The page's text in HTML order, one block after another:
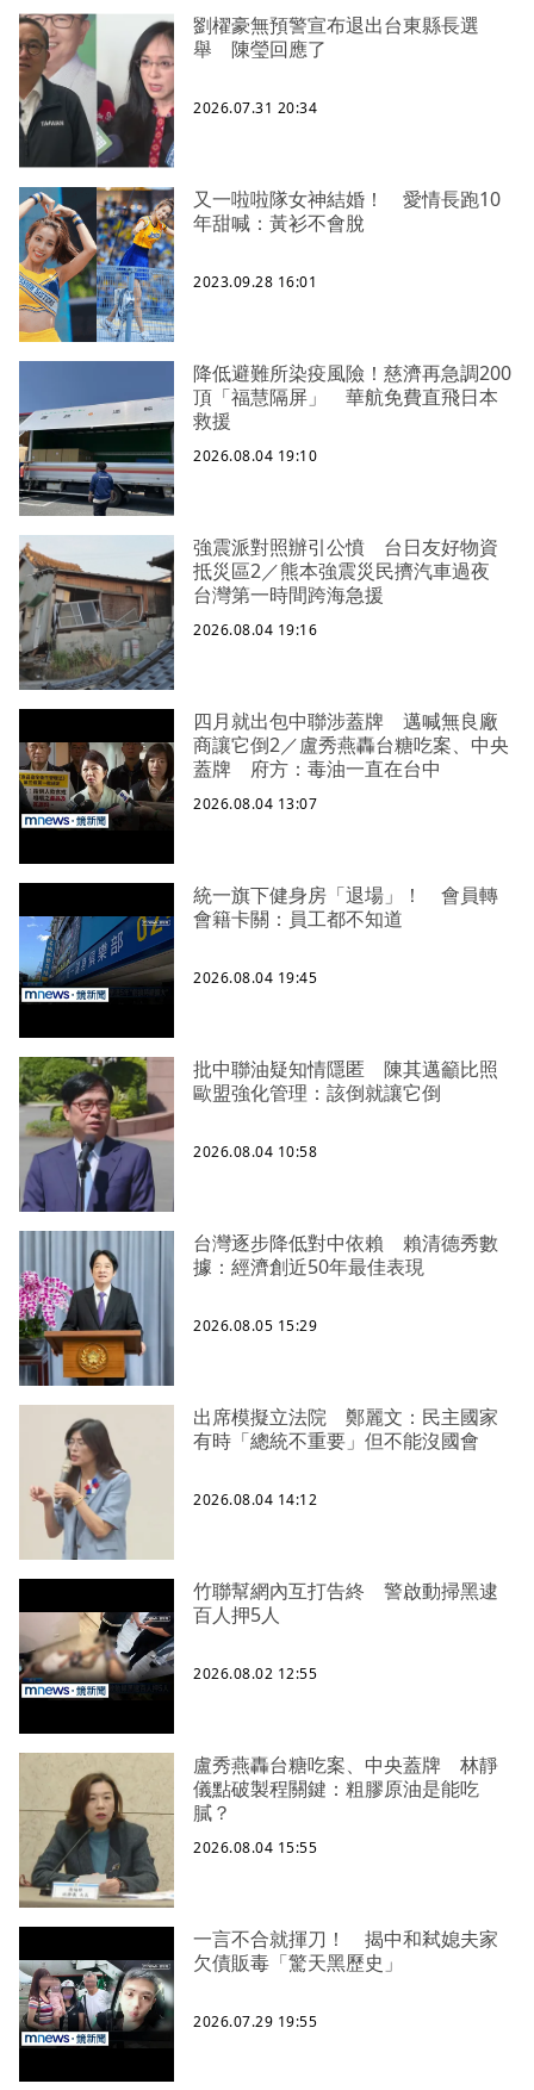
劉櫂豪無預警宣布退出台東縣長選
舉 陳瑩回應了
2026.07.31 20:34
又一啦啦隊女神結婚！ 愛情長跑10
年甜喊：黃衫不會脫
2023.09.28 16:01
降低避難所染疫風險！慈濟再急調200
頂「福慧隔屏」 華航免費直飛日本
救援
2026.08.04 19:10
強震派對照辦引公憤 台日友好物資
抵災區2／熊本強震災民擠汽車過夜
台灣第一時間跨海急援
2026.08.04 19:16
四月就出包中聯涉蓋牌 邁喊無良廠
商讓它倒2／盧秀燕轟台糖吃案、中央
蓋牌 府方：毒油一直在台中
2026.08.04 13:07
統一旗下健身房「退場」！ 會員轉
會籍卡關：員工都不知道
2026.08.04 19:45
批中聯油疑知情隱匿 陳其邁籲比照
歐盟強化管理：該倒就讓它倒
2026.08.04 10:58
台灣逐步降低對中依賴 賴清德秀數
據：經濟創近50年最佳表現
2026.08.05 15:29
出席模擬立法院 鄭麗文：民主國家
有時「總統不重要」但不能沒國會
2026.08.04 14:12
竹聯幫網內互打告終 警啟動掃黑逮
百人押5人
2026.08.02 12:55
盧秀燕轟台糖吃案、中央蓋牌 林靜
儀點破製程關鍵：粗膠原油是能吃
膩？
2026.08.04 15:55
一言不合就揮刀！ 揭中和弒媳夫家
欠債販毒「驚天黑歷史」
2026.07.29 19:55